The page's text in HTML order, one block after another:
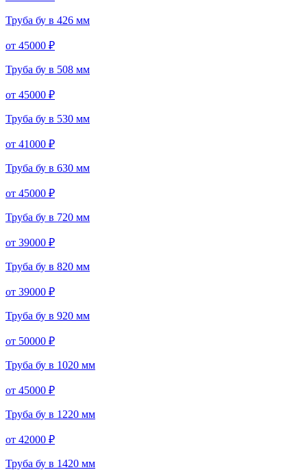
Труба бу в 426 мм
от 45000 ₽
Труба бу в 508 мм
от 45000 ₽
Труба бу в 530 мм
от 41000 ₽
Труба бу в 630 мм
от 45000 ₽
Труба бу в 720 мм
от 39000 ₽
Труба бу в 820 мм
от 39000 ₽
Труба бу в 920 мм
от 50000 ₽
Труба бу в 1020 мм
от 45000 ₽
Труба бу в 1220 мм
от 42000 ₽
Труба бу в 1420 мм